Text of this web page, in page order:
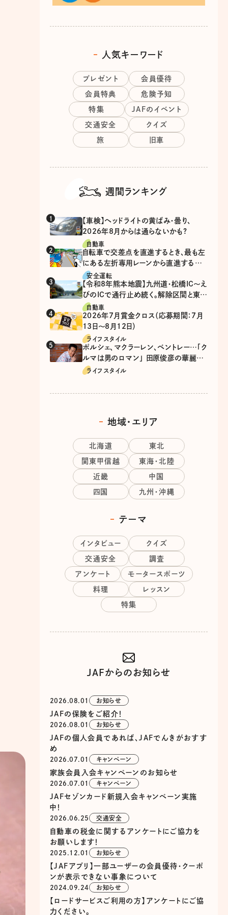
人気キーワード
プレゼント 会員優待
会員特典 危険予知
特集 JAFのイベント
交通安全 クイズ
旅 旧車
週間ランキング
【車検】ヘッドライトの黄ばみ・曇り、
2026年8月からは通らないかも?
自動車
自転車で交差点を直進するとき、最も左
にある左折専用レーンから直進するの
は、違反？
安全運転
【令和8年熊本地震】九州道・松橋IC～え
びのICで通行止め続く。解除区間と東九
州道の迂回ルート
自動車
2026年7月賞金クロス（応募期間：7月
13日～8月12日）
ライフスタイル
ポルシェ、マクラーレン、ベントレー…「ク
ルマは男のロマン」 田原俊彦の華麗な
る愛車遍歴
ライフスタイル
地域・エリア
北海道 東北
関東甲信越 東海・北陸
近畿 中国
四国 九州・沖縄
テーマ
インタビュー クイズ
交通安全 調査
アンケート モータースポーツ
料理 レッスン
特集
JAFからのお知らせ
2026.08.01 お知らせ
JAFの保険をご紹介！
2026.08.01 お知らせ
JAFの個人会員であれば、JAFでんきがおすす
め
2026.07.01 キャンペーン
家族会員入会キャンペーンのお知らせ
2026.07.01 キャンペーン
JAFセゾンカード新規入会キャンペーン実施
中！
2026.06.25 交通安全
自動車の税金に関するアンケートにご協力を
お願いします！
2025.12.01 お知らせ
【JAFアプリ】一部ユーザーの会員優待・クーポ
ンが表示できない事象について
2024.09.24 お知らせ
【ロードサービスご利用の方】アンケートにご協
力ください。